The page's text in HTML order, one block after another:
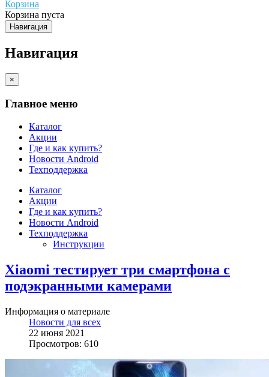
Корзина
Корзина пуста
Навигация
Навигация
×
Главное меню
Каталог
Акции
Где и как купить?
Новости Android
Техподдержка
Каталог
Акции
Где и как купить?
Новости Android
Техподдержка
Инструкции
Xiaomi тестирует три смартфона с
подэкранными камерами
Информация о материале
Новости для всех
22 июня 2021
Просмотров: 610